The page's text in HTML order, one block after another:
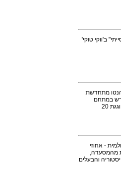
ב'ווקי טוקי'
מתחדשת
במתחם
20
- אחוזי
מהמסעדה,
והבעלים